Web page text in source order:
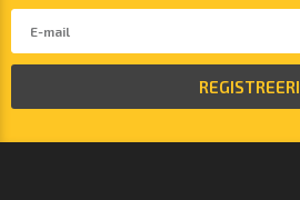
REGISTREERI